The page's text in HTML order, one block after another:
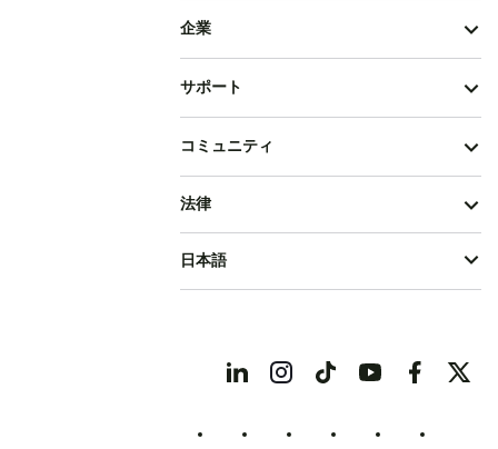
企業
サポート
コミュニティ
法律
日本語